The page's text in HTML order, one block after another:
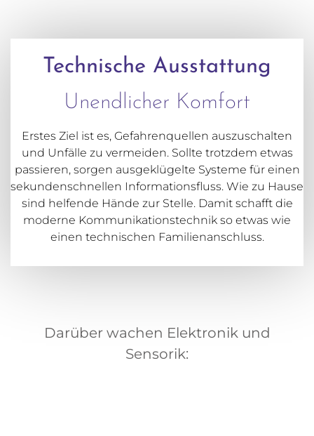
Technische Ausstattung
Unendlicher Komfort
Erstes Ziel ist es, Gefahrenquellen auszuschalten
und Unfälle zu vermeiden. Sollte trotzdem etwas
passieren, sorgen ausgeklügelte Systeme für einen
sekundenschnellen Informationsfluss. Wie zu Hause
sind helfende Hände zur Stelle. Damit schafft die
moderne Kommunikationstechnik so etwas wie
einen technischen Familienanschluss.
Darüber wachen Elektronik und
Sensorik: